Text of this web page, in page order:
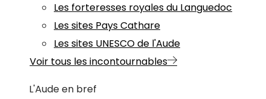
Les forteresses royales du Languedoc
Les sites Pays Cathare
Les sites UNESCO de l'Aude
Voir tous les incontournables
L'Aude en bref